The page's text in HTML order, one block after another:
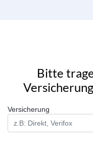
Bitte
Versicherung